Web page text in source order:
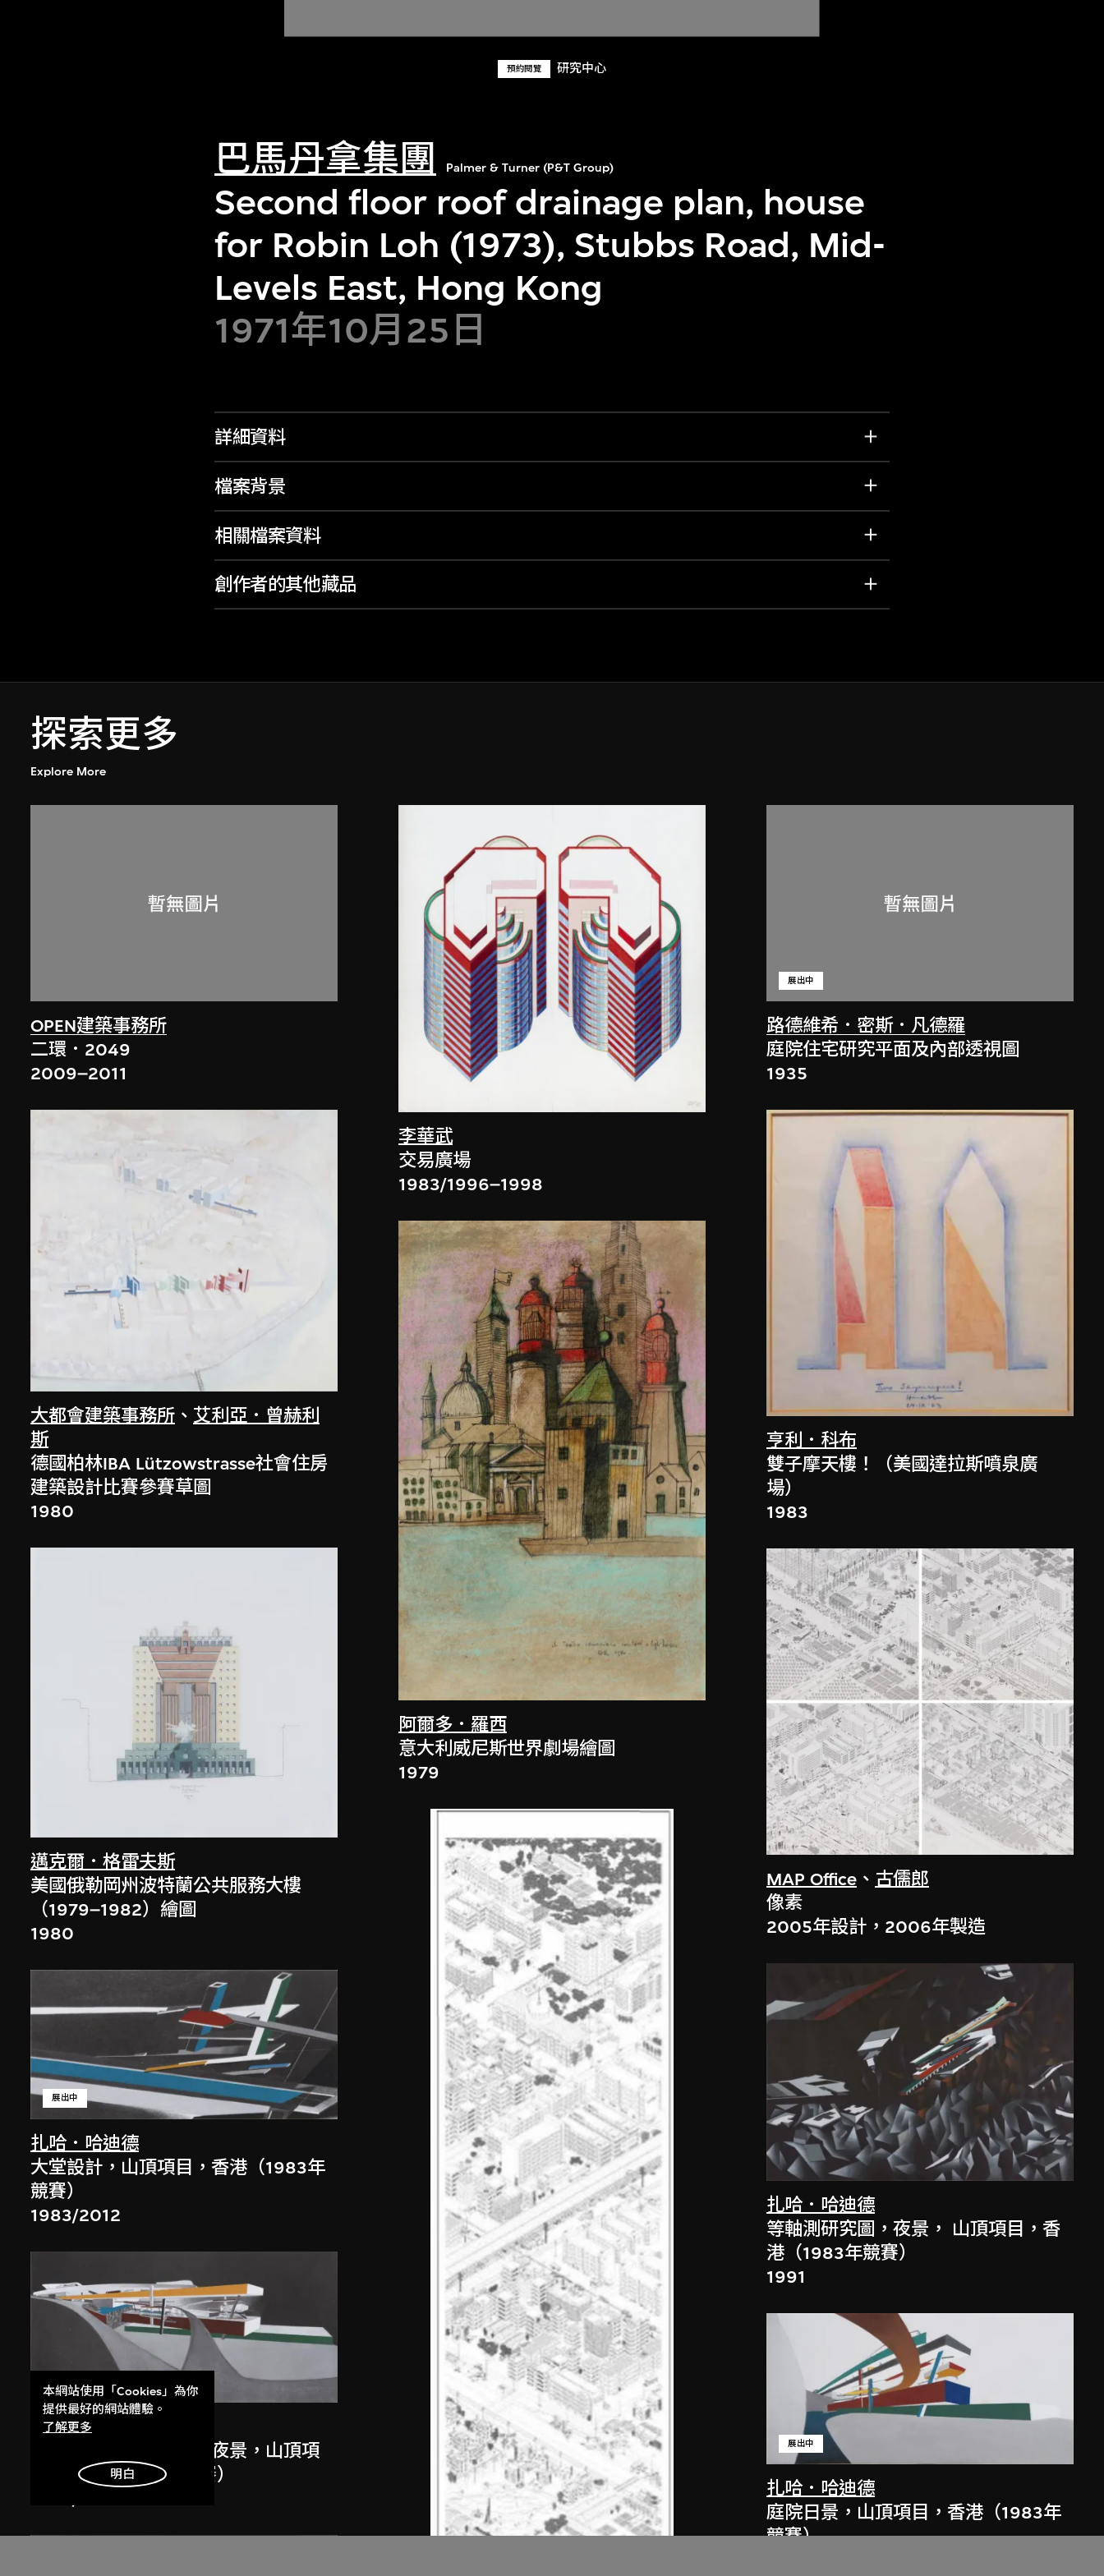
預約閱覽 研究中心
巴馬丹拿集團 Palmer & Turner (P&T Group)
Second floor roof drainage plan, house
for Robin Loh (1973), Stubbs Road, Mid-
Levels East, Hong Kong
1971年10月25日
詳細資料
檔案背景
相關檔案資料
創作者的其他藏品
探索更多
Explore More
OPEN建築事務所
二環．2049
2009–2011
大都會建築事務所 、艾利亞．曾赫利
斯
德國柏林IBA Lützowstrasse社會住房
建築設計比賽參賽草圖
1980
邁克爾．格雷夫斯
美國俄勒岡州波特蘭公共服務大樓
（1979–1982）繪圖
1980
扎哈．哈迪德
展出中
大堂設計，山頂項目，香港（1983年
競賽）
1983/2012
扎哈．哈迪德
斜坡入口／坡度入口，夜景，山頂項
目，香港（1983年競賽）
李華武
交易廣場
1983/1996–1998
阿爾多．羅西
意大利威尼斯世界劇場繪圖
1979
路德維希．密斯．凡德羅
展出中
庭院住宅研究平面及內部透視圖
1935
亨利．科布
雙子摩天樓！（美國達拉斯噴泉廣
場）
1983
MAP Office 、 古儒郎
像素
2005年設計，2006年製造
扎哈．哈迪德
等軸測研究圖，夜景， 山頂項目，香
港（1983年競賽）
1991
扎哈．哈迪德
展出中
庭院日景，山頂項目，香港（1983年
競賽）
本網站使用「Cookies」為你
提供最好的網站體驗。
了解更多
明白